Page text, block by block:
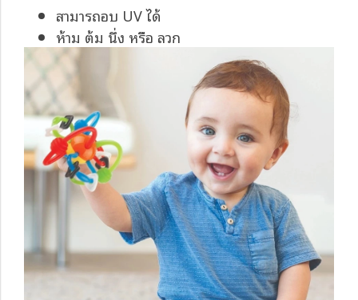
สามารถอบ UV ได้
ห้าม ต้ม นึ่ง หรือ ลวก